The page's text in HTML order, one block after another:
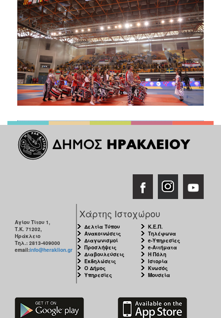
Αγίου Τίτου 1,
Τ.Κ. 71202,
Ηράκλειο
Τηλ.: 2813-409000
email:info@heraklion.gr
Χάρτης Ιστοχώρου
Δελτία Τύπου
Ανακοινώσεις
Διαγωνισμοί
Προσλήψεις
Διαβουλεύσεις
Εκδηλώσεις
Ο Δήμος
Υπηρεσίες
Κ.Ε.Π.
Τηλέφωνα
e-Υπηρεσίες
e-Αιτήματα
Η Πόλη
Ιστορία
Κνωσός
Μουσεία